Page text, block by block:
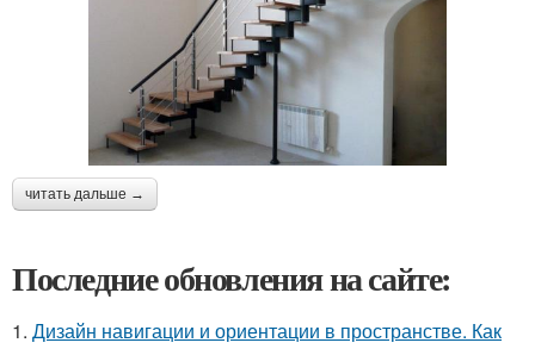
читать дальше →
Последние обновления на сайте:
1. Дизайн навигации и ориентации в пространстве. Как